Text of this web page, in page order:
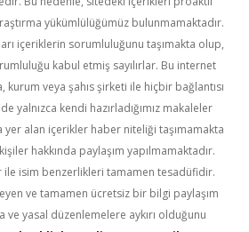
yükümlülüğümüz bulunmamaktadır.
içeriklerin sorumluluğunu taşımakta olup,
kabul etmiş sayılırlar. Bu internet
veya şahıs şirketi ile hiçbir bağlantısı
yalnızca kendi hazırladığımız makaleler
yer alan içerikler haber niteliği taşımamakta
hakkında paylaşım yapılmamaktadır.
ile isim benzerlikleri tamamen tesadüfidir.
ve tamamen ücretsiz bir bilgi paylaşım
yasal düzenlemelere aykırı olduğunu